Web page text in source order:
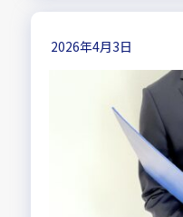
2026年4月3日